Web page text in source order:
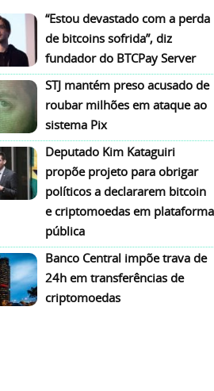
“Estou devastado com a perda
de bitcoins sofrida”, diz
fundador do BTCPay Server
STJ mantém preso acusado de
roubar milhões em ataque ao
sistema Pix
Deputado Kim Kataguiri
propõe projeto para obrigar
políticos a declararem bitcoin
e criptomoedas em plataforma
pública
Banco Central impõe trava de
24h em transferências de
criptomoedas